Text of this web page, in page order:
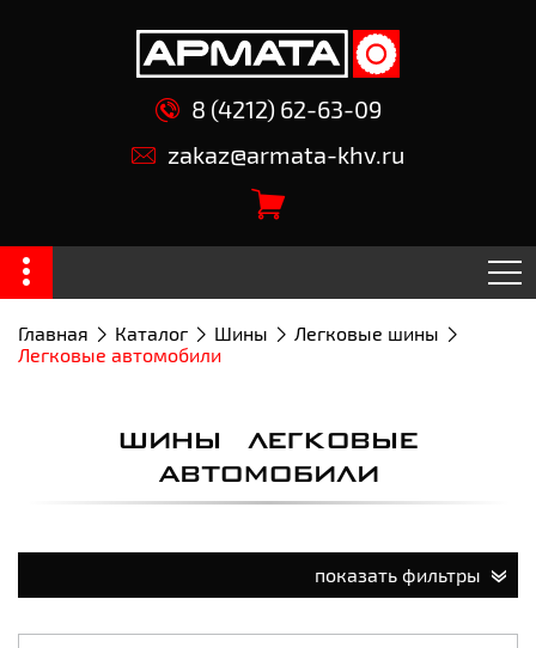
8 (4212) 62-63-09
zakaz@armata-khv.ru
Главная Каталог Шины
Легковые шины
Легковые автомобили
ШИНЫ ЛЕГКОВЫЕ
АВТОМОБИЛИ
показать фильтры